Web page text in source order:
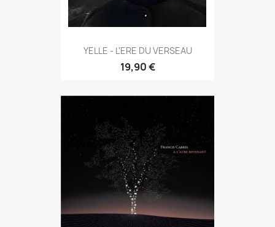
YELLE - L'ERE DU VERSEAU
19,90 €